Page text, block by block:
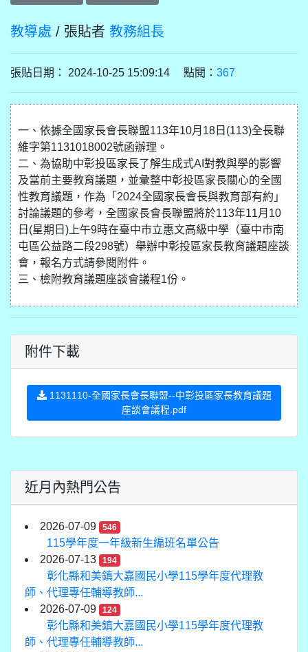
教導處 / 張貼者 教務組長
張貼日期： 2024-10-25 15:09:14 點閱： 367
一、依據全國家長會長聯盟113年10月18日(113)全長聯
維字第1131018002號函辦理。
二、為協助中彰投區家長了解生成式AI對教與學的影響
及當前主要教育議題，並彙整中彰投區家長關心的全國
性教育議題，作為「2024全國家長會長與教育部有約」
討論議題的參考，全國家長會長聯盟將於113年11月10
日(星期日)上午9時在臺中市立惠文高級中學（臺中市南
屯區公益路二段298號）舉辦中彰投區家長教育議題座談
會，報名方式請參閱附件。
三、檢附教育議題座談會議程1份。
附件下載
1131110-全國家長會長聯盟--中彰投區家長教育議題
座談會議程.pdf
近月內熱門公告
2026-07-09 546
115學年度一年級新生編班名單公告
2026-07-13
194
彰化縣和美鎮大嘉國民小學115學年度代理教
師、代理專任輔導教師...
2026-07-09
124
彰化縣和美鎮大嘉國民小學115學年度代理教
師、代理專任輔導教師...